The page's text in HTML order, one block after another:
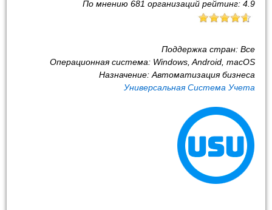
По мнению 681 организаций рейтинг: 4.9
Поддержка стран: Все
Операционная система: Windows, Android, macOS
Назначение: Автоматизация бизнеса
Универсальная Система Учета